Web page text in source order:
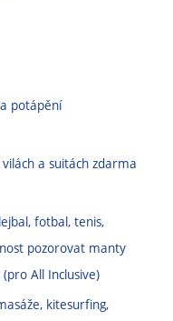
potápění
a suitách zdarma
fotbal, tenis,
pozorovat manty
All Inclusive)
kitesurfing,